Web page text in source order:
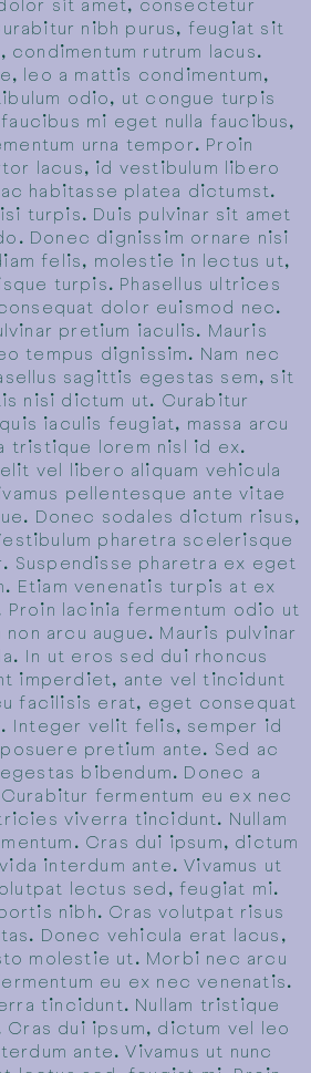
nibh purus, feugiat sit
condimentum rutrum lacus.
leo a mattis condimentum,
odio, ut congue turpis
mi eget nulla faucibus,
urna tempor. Proin
lacus, id vestibulum libero
habitasse platea dictumst.
turpis. Duis pulvinar sit amet
Donec dignissim ornare nisi
felis, molestie in lectus ut,
turpis. Phasellus ultrices
dolor euismod nec.
pretium iaculis. Mauris
tempus dignissim. Nam nec
sagittis egestas sem, sit
nisi dictum ut. Curabitur
iaculis feugiat, massa arcu
tristique lorem nisl id ex.
vel libero aliquam vehicula
pellentesque ante vitae
Donec sodales dictum risus,
pharetra scelerisque
Suspendisse pharetra ex eget
Etiam venenatis turpis at ex
lacinia fermentum odio ut
arcu augue. Mauris pulvinar
In ut eros sed dui rhoncus
imperdiet, ante vel tincidunt
facilisis erat, eget consequat
Integer velit felis, semper id
pretium ante. Sed ac
bibendum. Donec a
fermentum eu ex nec
viverra tincidunt. Nullam
Cras dui ipsum, dictum
interdum ante. Vivamus ut
lectus sed, feugiat mi.
nibh. Cras volutpat risus
Donec vehicula erat lacus,
molestie ut. Morbi nec arcu
eu ex nec venenatis.
tincidunt. Nullam tristique
Cras dui ipsum, dictum vel leo
ante. Vivamus ut nunc